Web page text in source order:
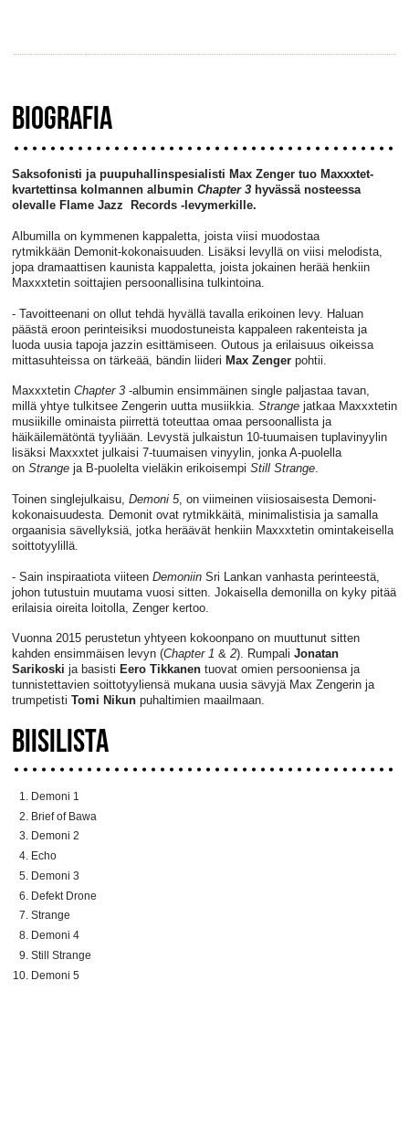
BIOGRAFIA
Saksofonisti ja puupuhallinspesialisti Max Zenger tuo Maxxxtet-
kvartettinsa kolmannen albumin Chapter 3hyvässä nosteessa
olevalle Flame Jazz Records -levymerkille.
Albumilla on kymmenen kappaletta, joista viisi muodostaa
rytmikkään Demonit-kokonaisuuden. Lisäksi levyllä on viisi melodista,
jopa dramaattisen kaunista kappaletta, joista jokainen herää henkiin
Maxxxtetin soittajien persoonallisina tulkintoina.
- Tavoitteenani on ollut tehdä hyvällä tavalla erikoinen levy. Haluan
päästä eroon perinteisiksi muodostuneista kappaleen rakenteista ja
luoda uusia tapoja jazzin esittämiseen. Outous ja erilaisuus oikeissa
mittasuhteissa on tärkeää, bändin liideri Max Zengerpohtii.
Maxxxtetin Chapter 3-albumin ensimmäinen single paljastaa tavan,
millä yhtye tulkitsee Zengerin uutta musiikkia. Strangejatkaa Maxxxtetin
musiikille ominaista piirrettä toteuttaa omaa persoonallista ja
häikäilemätöntä tyyliään. Levystä julkaistun 10-tuumaisen tuplavinyylin
lisäksi Maxxxtet julkaisi 7-tuumaisen vinyylin, jonka A-puolella
on Strange ja B-puolelta vieläkin erikoisempi Still Strange.
Toinen singlejulkaisu, Demoni 5, on viimeinen viisiosaisesta Demoni-
kokonaisuudesta. Demonit ovat rytmikkäitä, minimalistisia ja samalla
orgaanisia sävellyksiä, jotka heräävät henkiin Maxxxtetin omintakeisella
soittotyylillä.
- Sain inspiraatiota viiteen DemoniinSri Lankan vanhasta perinteestä,
johon tutustuin muutama vuosi sitten. Jokaisella demonilla on kyky pitää
erilaisia oireita loitolla, Zenger kertoo.
Vuonna 2015 perustetun yhtyeen kokoonpano on muuttunut sitten
kahden ensimmäisen levyn (Chapter 1 & 2). Rumpali Jonatan
Sarikoski ja basisti Eero Tikkanen tuovat omien persooniensa ja
tunnistettavien soittotyyliensä mukana uusia sävyjä Max Zengerin ja
trumpetisti Tomi Nikunpuhaltimien maailmaan.
BIISILISTA
Demoni 1
Brief of Bawa
Demoni 2
Echo
Demoni 3
Defekt Drone
Strange
Demoni 4
Still Strange
Demoni 5